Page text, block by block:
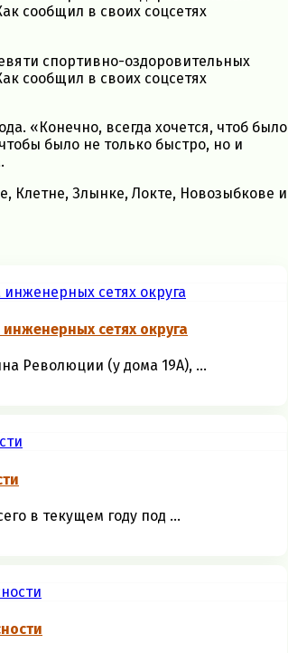
сообщил в своих соцсетях
спортивно-оздоровительных
сообщил в своих соцсетях
«Конечно, всегда хочется, чтоб было
было не только быстро, но и
Клетне, Злынке, Локте, Новозыбкове и
сетях округа
Революции (у дома 19А), ...
в текущем году под ...